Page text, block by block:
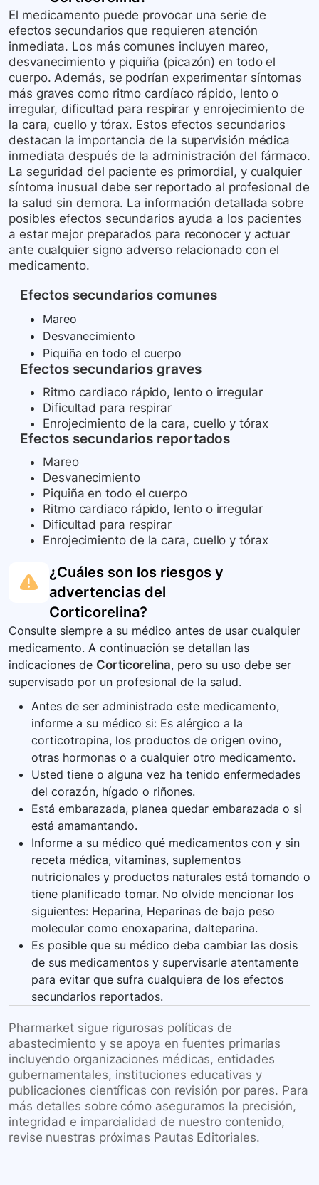
El medicamento puede provocar una serie de
efectos secundarios que requieren atención
inmediata. Los más comunes incluyen mareo,
desvanecimiento y piquiña (picazón) en todo el
cuerpo. Además, se podrían experimentar síntomas
más graves como ritmo cardíaco rápido, lento o
irregular, dificultad para respirar y enrojecimiento de
la cara, cuello y tórax. Estos efectos secundarios
destacan la importancia de la supervisión médica
inmediata después de la administración del fármaco.
La seguridad del paciente es primordial, y cualquier
síntoma inusual debe ser reportado al profesional de
la salud sin demora. La información detallada sobre
posibles efectos secundarios ayuda a los pacientes
a estar mejor preparados para reconocer y actuar
ante cualquier signo adverso relacionado con el
medicamento.
Efectos secundarios comunes
Mareo
Desvanecimiento
Piquiña en todo el cuerpo
Efectos secundarios graves
Ritmo cardiaco rápido, lento o irregular
Dificultad para respirar
Enrojecimiento de la cara, cuello y tórax
Efectos secundarios reportados
Mareo
Desvanecimiento
Piquiña en todo el cuerpo
Ritmo cardiaco rápido, lento o irregular
Dificultad para respirar
Enrojecimiento de la cara, cuello y tórax
¿Cuáles son los riesgos y
advertencias del
Corticorelina?
Consulte siempre a su médico antes de usar cualquier
medicamento. A continuación se detallan las
indicaciones de Corticorelina, pero su uso debe ser
supervisado por un profesional de la salud.
Antes de ser administrado este medicamento,
informe a su médico si: Es alérgico a la
corticotropina, los productos de origen ovino,
otras hormonas o a cualquier otro medicamento.
Usted tiene o alguna vez ha tenido enfermedades
del corazón, hígado o riñones.
Está embarazada, planea quedar embarazada o si
está amamantando.
Informe a su médico qué medicamentos con y sin
receta médica, vitaminas, suplementos
nutricionales y productos naturales está tomando o
tiene planificado tomar. No olvide mencionar los
siguientes: Heparina, Heparinas de bajo peso
molecular como enoxaparina, dalteparina.
Es posible que su médico deba cambiar las dosis
de sus medicamentos y supervisarle atentamente
para evitar que sufra cualquiera de los efectos
secundarios reportados.
Pharmarket sigue rigurosas políticas de
abastecimiento y se apoya en fuentes primarias
incluyendo organizaciones médicas, entidades
gubernamentales, instituciones educativas y
publicaciones científicas con revisión por pares. Para
más detalles sobre cómo aseguramos la precisión,
integridad e imparcialidad de nuestro contenido,
revise nuestras próximas Pautas Editoriales.